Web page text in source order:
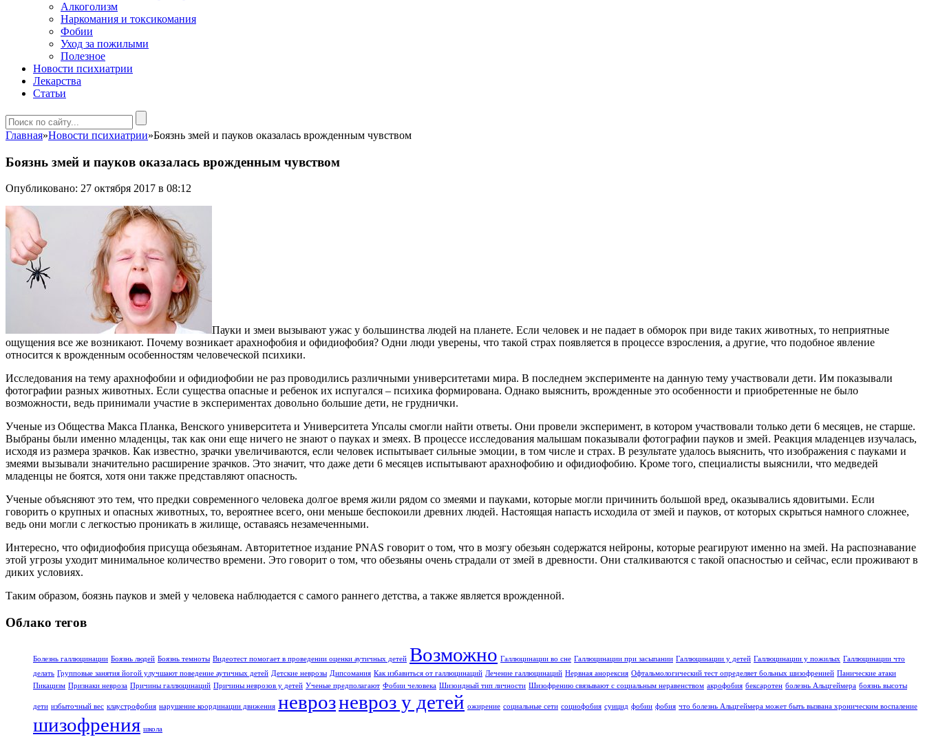
Алкоголизм
Наркомания и токсикомания
Фобии
Уход за пожилыми
Полезное
Новости психиатрии
Лекарства
Статьи
Главная»Новости психиатрии»Боязнь змей и пауков оказалась врожденным чувством
Боязнь змей и пауков оказалась врожденным чувством
Опубликовано: 27 октября 2017 в 08:12
Пауки и змеи вызывают ужас у большинства людей на планете. Если человек и не падает в обморок при виде таких животных, то неприятные
ощущения все же возникают. Почему возникает арахнофобия и офидиофобия? Одни люди уверены, что такой страх появляется в процессе взросления, а другие, что подобное явление
относится к врожденным особенностям человеческой психики.
Исследования на тему арахнофобии и офидиофобии не раз проводились различными университетами мира. В последнем эксперименте на данную тему участвовали дети. Им показывали
фотографии разных животных. Если существа опасные и ребенок их испугался – психика формирована. Однако выяснить, врожденные это особенности и приобретенные не было
возможности, ведь принимали участие в экспериментах довольно большие дети, не груднички.
Ученые из Общества Макса Планка, Венского университета и Университета Упсалы смогли найти ответы. Они провели эксперимент, в котором участвовали только дети 6 месяцев, не старше.
Выбраны были именно младенцы, так как они еще ничего не знают о пауках и змеях. В процессе исследования малышам показывали фотографии пауков и змей. Реакция младенцев изучалась,
исходя из размера зрачков. Как известно, зрачки увеличиваются, если человек испытывает сильные эмоции, в том числе и страх. В результате удалось выяснить, что изображения с пауками и
змеями вызывали значительно расширение зрачков. Это значит, что даже дети 6 месяцев испытывают арахнофобию и офидиофобию. Кроме того, специалисты выяснили, что медведей
младенцы не боятся, хотя они также представляют опасность.
Ученые объясняют это тем, что предки современного человека долгое время жили рядом со змеями и пауками, которые могли причинить большой вред, оказывались ядовитыми. Если
говорить о крупных и опасных животных, то, вероятнее всего, они меньше беспокоили древних людей. Настоящая напасть исходила от змей и пауков, от которых скрыться намного сложнее,
ведь они могли с легкостью проникать в жилище, оставаясь незамеченными.
Интересно, что офидиофобия присуща обезьянам. Авторитетное издание PNAS говорит о том, что в мозгу обезьян содержатся нейроны, которые реагируют именно на змей. На распознавание
этой угрозы уходит минимальное количество времени. Это говорит о том, что обезьяны очень страдали от змей в древности. Они сталкиваются с такой опасностью и сейчас, если проживают в
диких условиях.
Таким образом, боязнь пауков и змей у человека наблюдается с самого раннего детства, а также является врожденной.
Облако тегов
Болезнь галлюцинации Боязнь людей Боязнь темноты Видеотест помогает в проведении оценки аутичных детей Возможно Галлюцинации во сне Галлюцинации при засыпании Галлюцинации у детей Галлюцинации у пожилых Галлюцинации что
делать Групповые занятия йогой улучшают поведение аутичных детей Детские неврозы Дипсомания Как избавиться от галлюцинаций Лечение галлюцинаций Нервная анорексия Офтальмологический тест определяет больных шизофренией Панические атаки
Пикацизм Признаки невроза Причины галлюцинаций Причины неврозов у детей Ученые предполагают Фобии человека Шизоидный тип личности Шизофрению связывают с социальным неравенством акрофобия бексаротен болезнь Альцгеймера боязнь высоты
дети избыточный вес клаустрофобия нарушение координации движения неврозневроз у детей ожирение социальные сети социофобия суицид фобии фобия что болезнь Альцгеймера может быть вызвана хроническим воспаление
шизофрения школа